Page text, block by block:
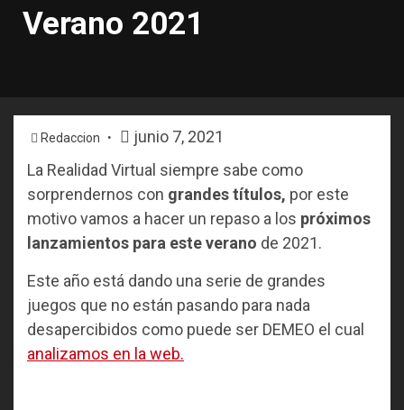
Verano 2021
Redaccion
junio 7, 2021
La Realidad Virtual siempre sabe como
sorprendernos con grandes títulos, por este
motivo vamos a hacer un repaso a los próximos
lanzamientos para este verano de 2021.
Este año está dando una serie de grandes
juegos que no están pasando para nada
desapercibidos como puede ser DEMEO el cual
analizamos en la web.